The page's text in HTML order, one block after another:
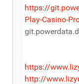
https://
Play-Casino-
https://
http://